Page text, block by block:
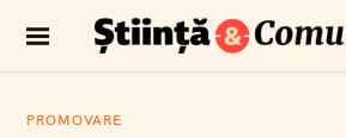
e
PROMOVARE